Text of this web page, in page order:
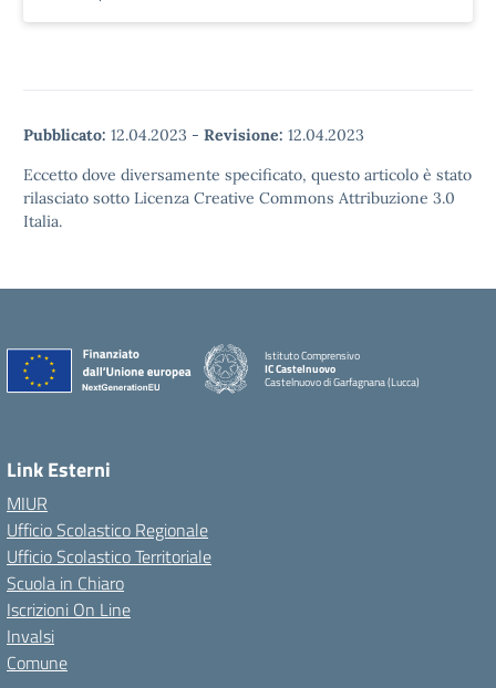
Pubblicato: 12.04.2023 - Revisione: 12.04.2023
Eccetto dove diversamente specificato, questo articolo è stato
rilasciato sotto Licenza Creative Commons Attribuzione 3.0
Italia.
Istituto Comprensivo
IC Castelnuovo
Castelnuovo di Garfagnana (Lucca)
Link Esterni
MIUR
Ufficio Scolastico Regionale
Ufficio Scolastico Territoriale
Scuola in Chiaro
Iscrizioni On Line
Invalsi
Comune